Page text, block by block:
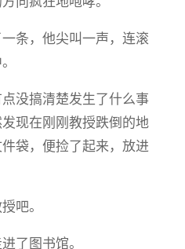
条，他尖叫一声，连滚
没搞清楚发生了什么事
现在刚刚教授跌倒的地
袋，便捡了起来，放进
吧。
了图书馆。